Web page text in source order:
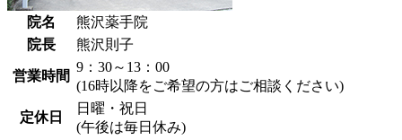
院名
熊沢薬手院
院長
熊沢則子
営業時間
9：30～13：00
(16時以降をご希望の方はご相談ください)
定休日
日曜・祝日
(午後は毎日休み)